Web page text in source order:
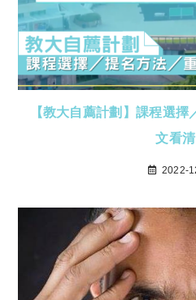
【教大自薦計劃】課程選
文看清
2022-